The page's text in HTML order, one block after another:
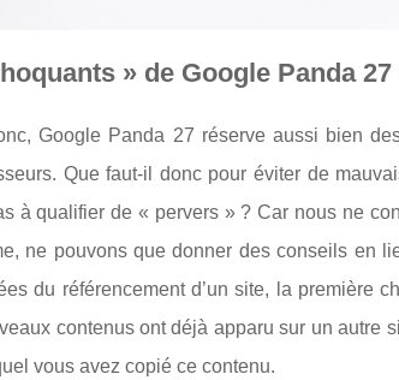
» de Google Panda 27
Google Panda 27 réserve aussi bien
Que faut-il donc pour éviter de
à qualifier de « pervers » ? Car nous ne
ne pouvons que donner des conseils en
du référencement d’un site, la première
contenus ont déjà apparu sur un autre
vous avez copié ce contenu.